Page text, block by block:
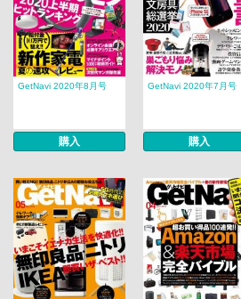
GetNavi 2020年8月号
購入
GetNavi 2020年7月号
購入